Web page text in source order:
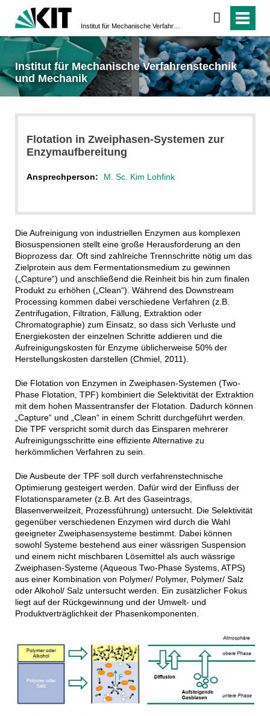
Institut für Mechanische Verfahrenstechnik
und Mechanik
Flotation in Zweiphasen-Systemen zur
Enzymaufbereitung
Ansprechperson: M. Sc. Kim Lohfink
Die Aufreinigung von industriellen Enzymen aus komplexen
Biosuspensionen stellt eine große Herausforderung an den
Bioprozess dar. Oft sind zahlreiche Trennschritte nötig um das
Zielprotein aus dem Fermentationsmedium zu gewinnen
(„Capture“) und anschließend die Reinheit bis hin zum finalen
Produkt zu erhöhen („Clean“). Während des Downstream
Processing kommen dabei verschiedene Verfahren (z.B.
Zentrifugation, Filtration, Fällung, Extraktion oder
Chromatographie) zum Einsatz, so dass sich Verluste und
Energiekosten der einzelnen Schritte addieren und die
Aufreinigungskosten für Enzyme üblicherweise 50% der
Herstellungskosten darstellen (Chmiel, 2011).
Die Flotation von Enzymen in Zweiphasen-Systemen (Two-
Phase Flotation, TPF) kombiniert die Selektivität der Extraktion
mit dem hohen Massentransfer der Flotation. Dadurch können
„Capture“ und „Clean“ in einem Schritt durchgeführt werden.
Die TPF verspricht somit durch das Einsparen mehrerer
Aufreinigungsschritte eine effiziente Alternative zu
herkömmlichen Verfahren zu sein.
Die Ausbeute der TPF soll durch verfahrenstechnische
Optimierung gesteigert werden. Dafür wird der Einfluss der
Flotationsparameter (z.B. Art des Gaseintrags,
Blasenverweilzeit, Prozessführung) untersucht. Die Selektivität
gegenüber verschiedenen Enzymen wird durch die Wahl
geeigneter Zweiphasensysteme bestimmt. Dabei können
sowohl Systeme bestehend aus einer wässrigen Suspension
und einem nicht mischbaren Lösemittel als auch wässrige
Zweiphasen-Systeme (Aqueous Two-Phase Systems, ATPS)
aus einer Kombination von Polymer/ Polymer, Polymer/ Salz
oder Alkohol/ Salz untersucht werden. Ein zusätzlicher Fokus
liegt auf der Rückgewinnung und der Umwelt- und
Produktverträglichkeit der Phasenkomponenten.